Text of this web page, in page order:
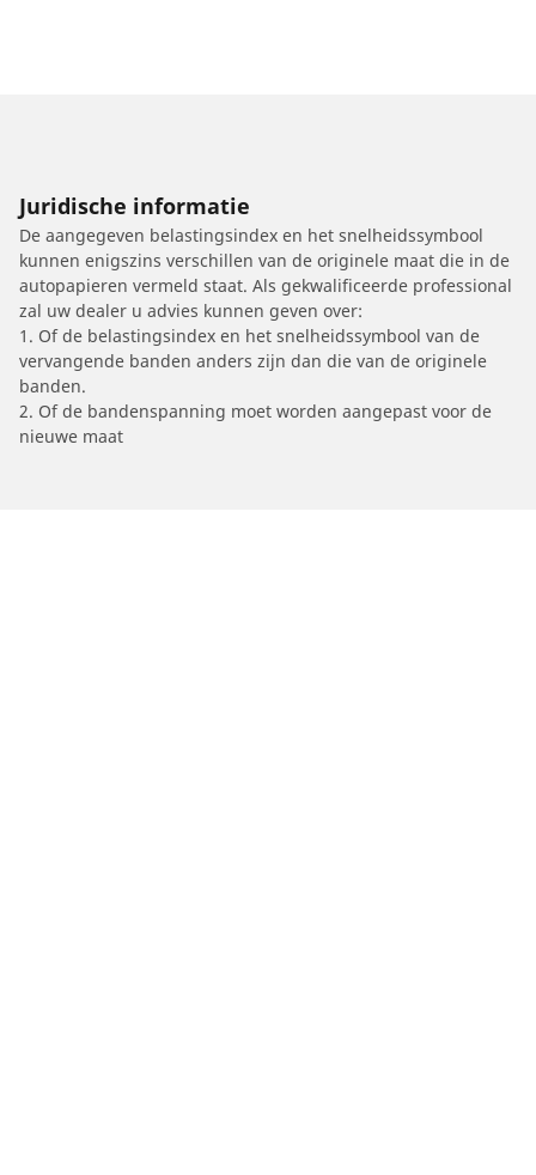
Juridische informatie
De aangegeven belastingsindex en het snelheidssymbool
kunnen enigszins verschillen van de originele maat die in de
autopapieren vermeld staat. Als gekwalificeerde professional
zal uw dealer u advies kunnen geven over:
1. Of de belastingsindex en het snelheidssymbool van de
vervangende banden anders zijn dan die van de originele
banden.
2. Of de bandenspanning moet worden aangepast voor de
nieuwe maat